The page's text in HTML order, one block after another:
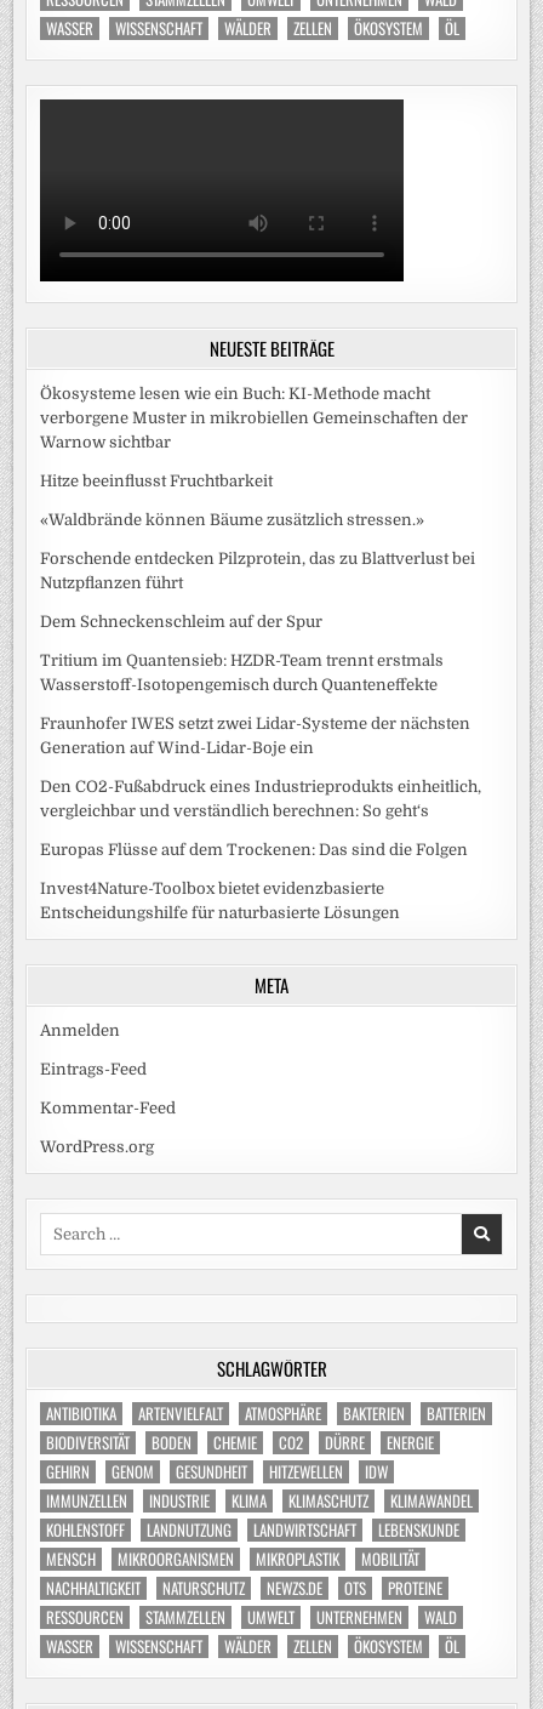
WASSER
WISSENSCHAFT WÄLDER ZELLEN ÖKOSYSTEM ÖL
NEUESTE BEITRÄGE
Ökosysteme lesen wie ein Buch: KI-Methode macht
verborgene Muster in mikrobiellen Gemeinschaften der
Warnow sichtbar
Hitze beeinflusst Fruchtbarkeit
«Waldbrände können Bäume zusätzlich stressen.»
Forschende entdecken Pilzprotein, das zu Blattverlust bei
Nutzpflanzen führt
Dem Schneckenschleim auf der Spur
Tritium im Quantensieb: HZDR-Team trennt erstmals
Wasserstoff-Isotopengemisch durch Quanteneffekte
Fraunhofer IWES setzt zwei Lidar-Systeme der nächsten
Generation auf Wind-Lidar-Boje ein
Den CO2-Fußabdruck eines Industrieprodukts einheitlich,
vergleichbar und verständlich berechnen: So geht‘s
Europas Flüsse auf dem Trockenen: Das sind die Folgen
Invest4Nature-Toolbox bietet evidenzbasierte
Entscheidungshilfe für naturbasierte Lösungen
META
Anmelden
Eintrags-Feed
Kommentar-Feed
WordPress.org
Search
SCHLAGWÖRTER
ANTIBIOTIKA ARTENVIELFALT ATMOSPHÄRE BAKTERIEN
BATTERIEN
BIODIVERSITÄT
BODEN CHEMIE CO2 DÜRRE
ENERGIE
GEHIRN
GENOM GESUNDHEIT HITZEWELLEN
IDW
IMMUNZELLEN
INDUSTRIE KLIMA KLIMASCHUTZ
KLIMAWANDEL
KOHLENSTOFF
LANDNUTZUNG LANDWIRTSCHAFT
LEBENSKUNDE
MENSCH
MIKROORGANISMEN MIKROPLASTIK
MOBILITÄT
NACHHALTIGKEIT
NATURSCHUTZ NEWZS.DE OTS
PROTEINE
RESSOURCEN
STAMMZELLEN UMWELT UNTERNEHMEN
WALD
WASSER
WISSENSCHAFT WÄLDER ZELLEN ÖKOSYSTEM ÖL